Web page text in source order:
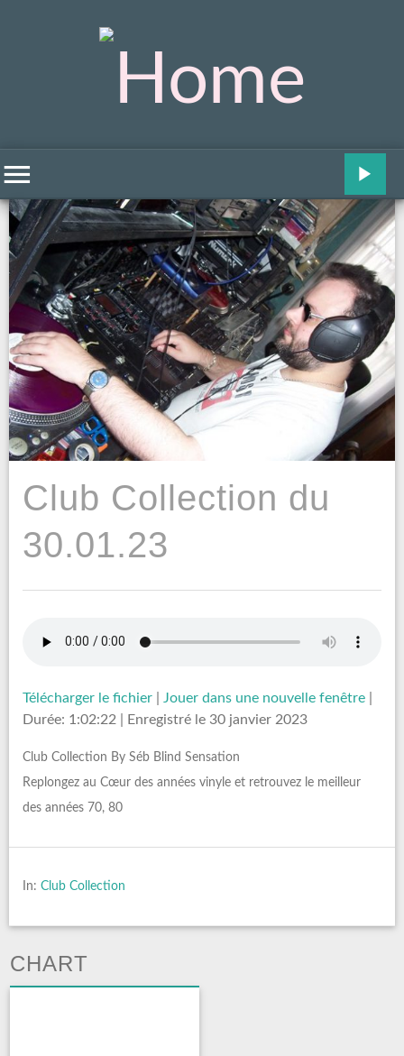
Club Collection du
30.01.23
Télécharger le fichier Jouer dans une nouvelle fenêtre
Durée: 1:02:22
Enregistré le 30 janvier 2023
Club Collection By Séb Blind Sensation
Replongez au Cœur des années vinyle et retrouvez le meilleur
des années 70, 80
In: Club Collection
CHART